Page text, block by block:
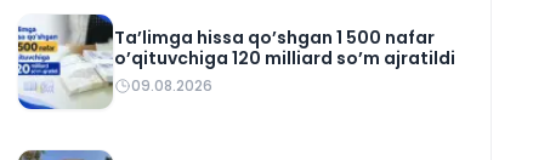
Ta’limga hissa qo’shgan 1 500 nafar
o’qituvchiga 120 milliard so’m ajratildi
09.08.2026